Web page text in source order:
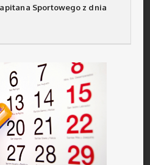
Sportowego z dnia